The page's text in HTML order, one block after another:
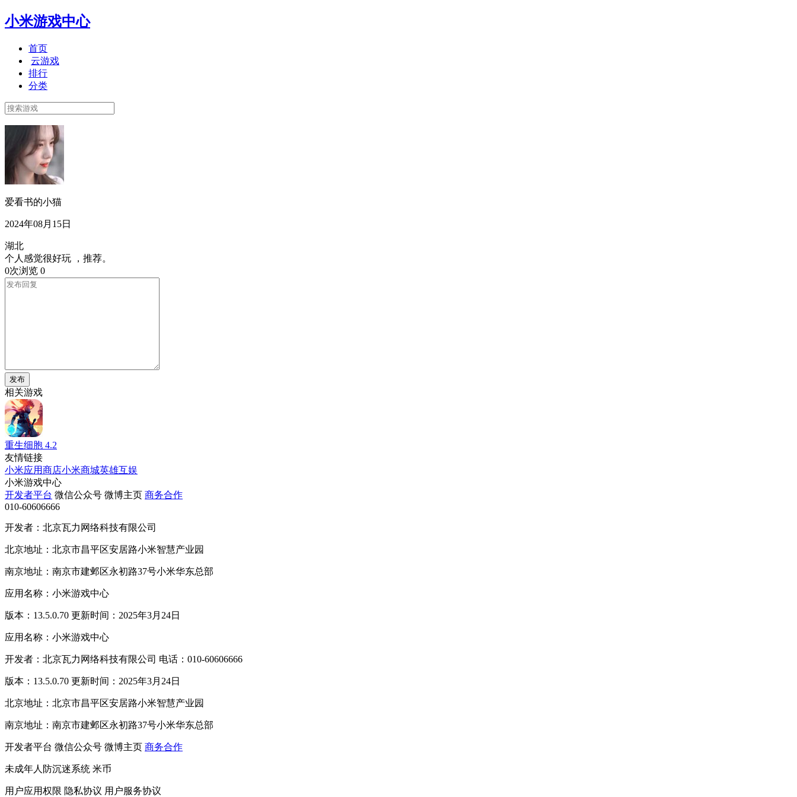
小米游戏中心
首页
云游戏
排行
分类
爱看书的小猫
2024年08月15日
湖北
个人感觉很好玩 ，推荐。
0次浏览 0
发布
相关游戏
重生细胞 4.2
友情链接
小米应用商店小米商城英雄互娱
小米游戏中心
开发者平台 微信公众号 微博主页 商务合作
010-60606666
开发者：北京瓦力网络科技有限公司
北京地址：北京市昌平区安居路小米智慧产业园
南京地址：南京市建邺区永初路37号小米华东总部
应用名称：小米游戏中心
版本：13.5.0.70 更新时间：2025年3月24日
应用名称：小米游戏中心
开发者：北京瓦力网络科技有限公司 电话：010-60606666
版本：13.5.0.70 更新时间：2025年3月24日
北京地址：北京市昌平区安居路小米智慧产业园
南京地址：南京市建邺区永初路37号小米华东总部
开发者平台 微信公众号 微博主页 商务合作
未成年人防沉迷系统 米币
用户应用权限 隐私协议 用户服务协议